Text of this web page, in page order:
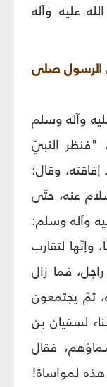
عليه وآله
الرسول صلى
وآله وسلم
"فنظر النبيّ
وقال:
عنه، حتّى
وآله وسلم:
وإنّها لتقارب
فما زال
ثمّ يجتمعون
لسفيان بن
فقال
لمواساة!